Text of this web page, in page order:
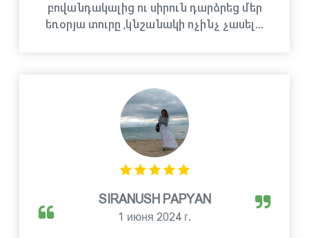
բովանդակալից ու սիրուն դարձրեց մեր
եռօրյա տուրը ,կնշանակի ոչինչ չասել...
SIRANUSH PAPYAN
1 июня 2024 г.